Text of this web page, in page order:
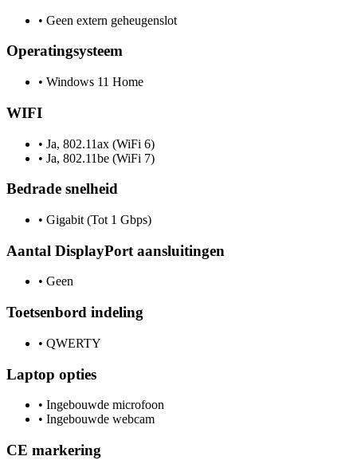
• Geen extern geheugenslot
Operatingsysteem
• Windows 11 Home
WIFI
• Ja, 802.11ax (WiFi 6)
• Ja, 802.11be (WiFi 7)
Bedrade snelheid
• Gigabit (Tot 1 Gbps)
Aantal DisplayPort aansluitingen
• Geen
Toetsenbord indeling
• QWERTY
Laptop opties
• Ingebouwde microfoon
• Ingebouwde webcam
CE markering